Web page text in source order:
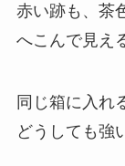
赤い跡も、茶
へこんで見え
同じ箱に入れ
どうしても強